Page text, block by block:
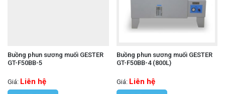
Buồng phun sương muối GESTER
GT-F50BB-5
Giá: Liên hệ
Buồng phun sương muối GESTER
GT-F50BB-4 (800L)
Giá: Liên hệ